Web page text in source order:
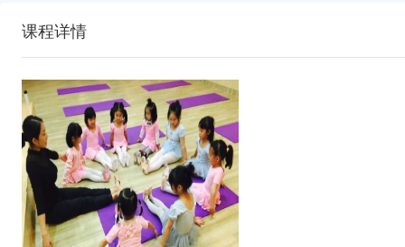
课程详情